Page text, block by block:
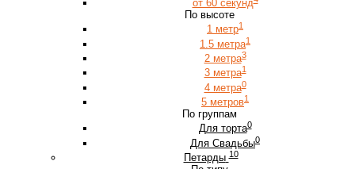
от 60 секунд
По высоте
1 метр1
1.5 метра1
2 метра3
3 метра1
4 метра0
5 метров1
По группам
Для торта0
Для Свадьбы0
Петарды 10